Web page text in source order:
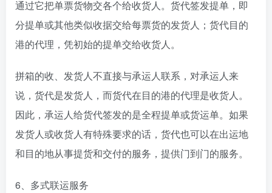
通过它把单票货物交各个给收货人。货代签发提单，即
分提单或其他类似收据交给每票货的发货人；货代目的
港的代理，凭初始的提单交给收货人。
拼箱的收、发货人不直接与承运人联系，对承运人来
说，货代是发货人，而货代在目的港的代理是收货人。
因此，承运人给货代签发的是全程提单或货运单。如果
发货人或收货人有特殊要求的话，货代也可以在出运地
和目的地从事提货和交付的服务，提供门到门的服务。
6、多式联运服务